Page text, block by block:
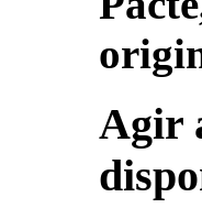
Agir